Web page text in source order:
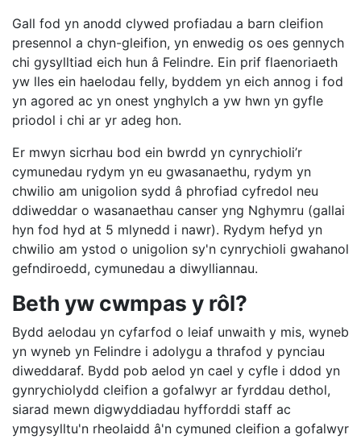
Gall fod yn anodd clywed profiadau a barn cleifion
presennol a chyn-gleifion, yn enwedig os oes gennych
chi gysylltiad eich hun â Felindre. Ein prif flaenoriaeth
yw lles ein haelodau felly, byddem yn eich annog i fod
yn agored ac yn onest ynghylch a yw hwn yn gyfle
priodol i chi ar yr adeg hon.
Er mwyn sicrhau bod ein bwrdd yn cynrychioli’r
cymunedau rydym yn eu gwasanaethu, rydym yn
chwilio am unigolion sydd â phrofiad cyfredol neu
ddiweddar o wasanaethau canser yng Nghymru (gallai
hyn fod hyd at 5 mlynedd i nawr). Rydym hefyd yn
chwilio am ystod o unigolion sy'n cynrychioli gwahanol
gefndiroedd, cymunedau a diwylliannau.
Beth yw cwmpas y rôl?
Bydd aelodau yn cyfarfod o leiaf unwaith y mis, wyneb
yn wyneb yn Felindre i adolygu a thrafod y pynciau
diweddaraf. Bydd pob aelod yn cael y cyfle i ddod yn
gynrychiolydd cleifion a gofalwyr ar fyrddau dethol,
siarad mewn digwyddiadau hyfforddi staff ac
ymgysylltu'n rheolaidd â'n cymuned cleifion a gofalwyr